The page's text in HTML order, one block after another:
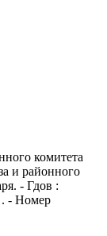
комитета
и районного
- Гдов :
. - Номер